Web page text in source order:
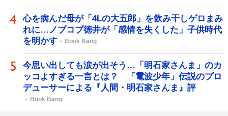
心を病んだ母が「4Lの大五郎」を飲み干しゲロまみ
れに…ノブコブ徳井が「感情を失くした」子供時代
を明かす
Book Bang
今思い出しても涙が出そう…「明石家さんま」のカ
ッコよすぎる一言とは？ 「電波少年」伝説のプロ
デューサーによる『人間・明石家さんま』評
Book Bang